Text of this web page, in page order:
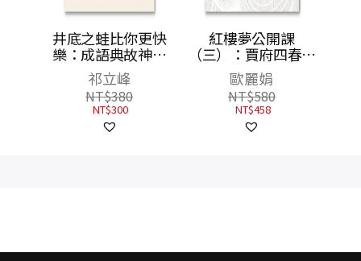
井底之蛙比你更快
樂：成語典故神還
原，才是人生真相與
智慧
祁立峰
NT$380
NT$300
紅樓夢公開課
（三）：賈府四春卷
【修訂新版】
歐麗娟
NT$580
NT$458